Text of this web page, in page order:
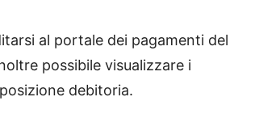
al portale dei pagamenti del
possibile visualizzare i
debitoria.